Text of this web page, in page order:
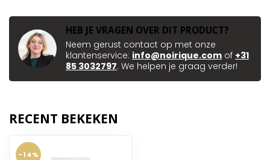
HEB JE VRAGEN OVER DIT PRODUCT?
Neem gerust contact op met onze
klantenservice: info@noirique.com of +31
85 3032797. We helpen je graag verder!
RECENT BEKEKEN
-14%